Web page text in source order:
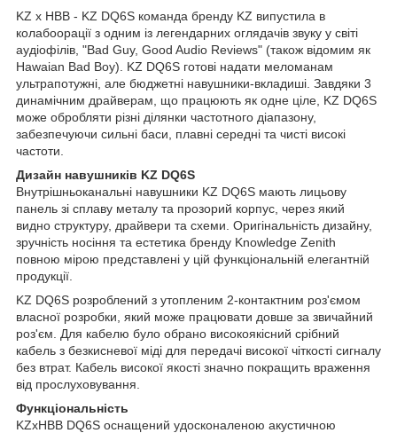
KZ x HBB - KZ DQ6S команда бренду KZ випустила в
колабоорації з одним із легендарних оглядачів звуку у світі
аудіофілів, "Bad Guy, Good Audio Reviews" (також відомим як
Hawaian Bad Boy). KZ DQ6S готові надати меломанам
ультрапотужні, але бюджетні навушники-вкладиші. Завдяки 3
динамічним драйверам, що працюють як одне ціле, KZ DQ6S
може обробляти різні ділянки частотного діапазону,
забезпечуючи сильні баси, плавні середні та чисті високі
частоти.
Дизайн навушників KZ DQ6S
Внутрішньоканальні навушники KZ DQ6S мають лицьову
панель зі сплаву металу та прозорий корпус, через який
видно структуру, драйвери та схеми. Оригінальність дизайну,
зручність носіння та естетика бренду Knowledge Zenith
повною мірою представлені у цій функціональній елегантній
продукції.
KZ DQ6S розроблений з утопленим 2-контактним роз'ємом
власної розробки, який може працювати довше за звичайний
роз'єм. Для кабелю було обрано високоякісний срібний
кабель з безкисневої міді для передачі високої чіткості сигналу
без втрат. Кабель високої якості значно покращить враження
від прослуховування.
Функціональність
KZxHBB DQ6S оснащений удосконаленою акустичною